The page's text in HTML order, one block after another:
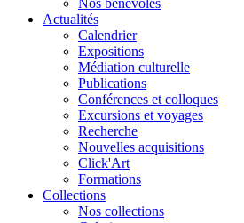
Nos bénévoles
Actualités
Calendrier
Expositions
Médiation culturelle
Publications
Conférences et colloques
Excursions et voyages
Recherche
Nouvelles acquisitions
Click'Art
Formations
Collections
Nos collections